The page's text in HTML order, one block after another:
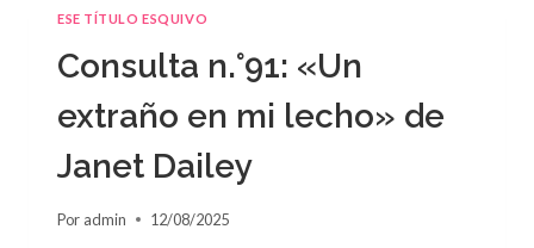
ESE TÍTULO ESQUIVO
Consulta n.°91: «Un
extraño en mi lecho» de
Janet Dailey
Por admin 12/08/2025